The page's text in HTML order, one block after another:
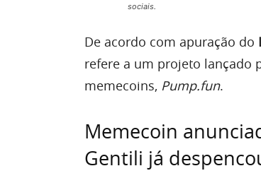
sociais.
De acordo com apuração do
refere a um projeto lançado
memecoins, Pump.fun.
Memecoin
Gentili já